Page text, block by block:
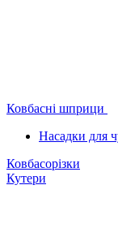
Ковбасні шприци
Насадки для
Ковбасорізки
Кутери